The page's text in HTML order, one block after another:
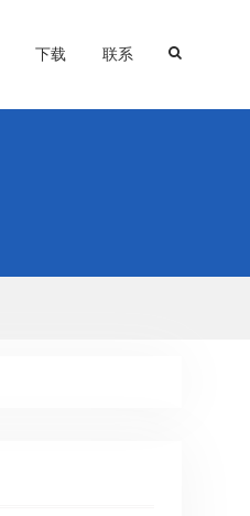
下载 联系